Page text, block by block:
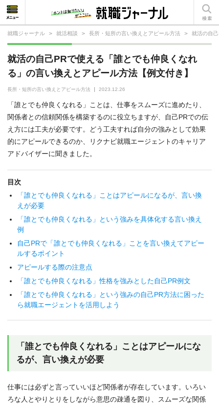
就職ジャーナル > 就活相談 > 長所・短所の言い換えとアピール方法 > 就活の自
就活の自己PRで使える「誰とでも仲良くなれ
る」の言い換えとアピール方法【例文付き】
長所・短所の言い換えとアピール方法 2023.12.26
「誰とでも仲良くなれる」ことは、仕事をスムーズに進めたり、
関係者との信頼関係を構築するのに役立ちますが、自己PRでの伝
え方には工夫が必要です。どう工夫すれば自分の強みとして効果
的にアピールできるのか、リクナビ就職エージェントのキャリア
アドバイザーに聞きました。
目次
「誰とでも仲良くなれる」ことはアピールになるが、言い換
えが必要
「誰とでも仲良くなれる」という強みを具体化する言い換え
例
自己PRで「誰とでも仲良くなれる」ことを言い換えてアピー
ルするポイント
アピールする際の注意点
「誰とでも仲良くなれる」性格を強みとした自己PR例文
「誰とでも仲良くなれる」という強みの自己PR方法に困った
ら就職エージェントを活用しよう
「誰とでも仲良くなれる」ことはアピールにな
るが、言い換えが必要
仕事には必ずと言っていいほど関係者が存在しています。いろい
ろな人とやりとりをしながら意思の疎通を図り、スムーズな関係
就活相談
就活ノウハウ
仕事の選び方・ヒント
仕事とは？
就活コラム